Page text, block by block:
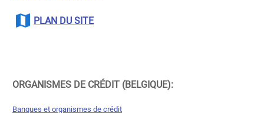
PLAN DU SITE
ORGANISMES DE CRÉDIT (BELGIQUE):
Banques et organismes de crédit